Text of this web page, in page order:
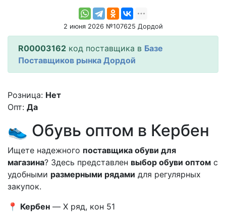
2 июня 2026 №107625 Дордой
R00003162 код поставщика в Базе
Поставщиков рынка Дордой
Розница: Нет
Опт: Да
👟 Обувь оптом в Кербен
Ищете надежного поставщика обуви для
магазина? Здесь представлен выбор обуви оптом с
удобными размерными рядами для регулярных
закупок.
📍 Кербен — X ряд, кон 51